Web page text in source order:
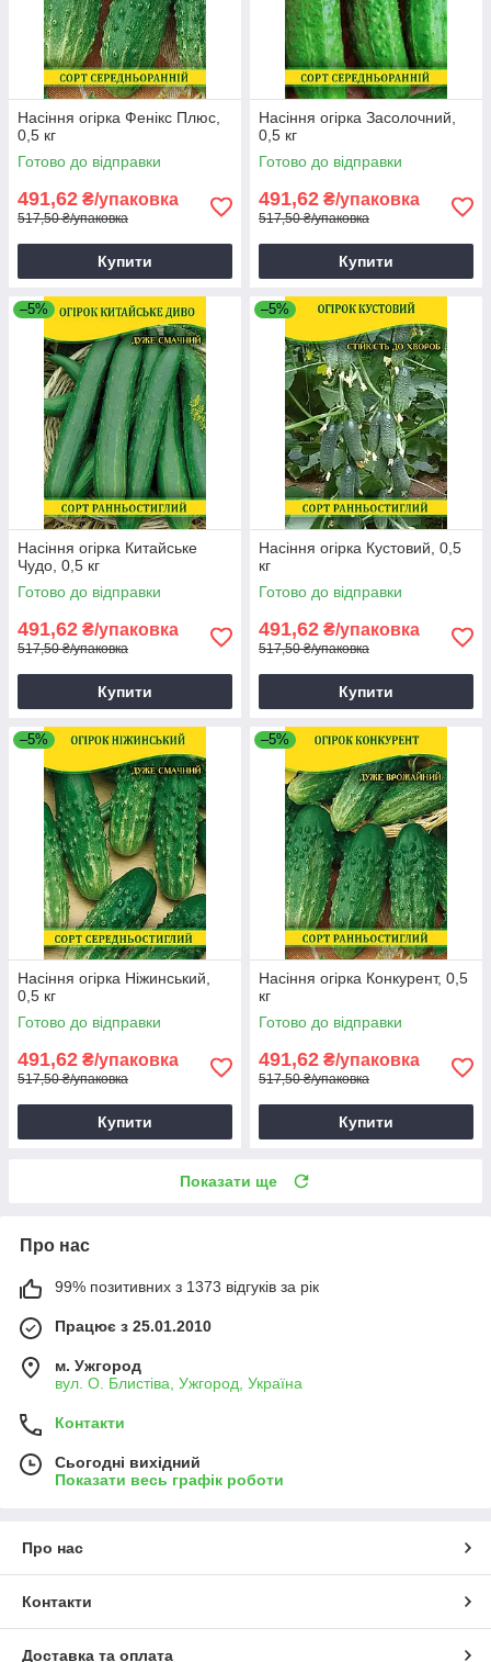
Насіння огірка Фенікс Плюс,
0,5 кг
Готово до відправки
491,62 ₴/упаковка
517,50 ₴/упаковка
Купити
Насіння огірка Засолочний,
0,5 кг
Готово до відправки
491,62 ₴/упаковка
517,50 ₴/упаковка
Купити
–5%
Насіння огірка Китайське
Чудо, 0,5 кг
Готово до відправки
491,62 ₴/упаковка
517,50 ₴/упаковка
Купити
–5%
Насіння огірка Кустовий, 0,5
кг
Готово до відправки
491,62 ₴/упаковка
517,50 ₴/упаковка
Купити
–5%
Насіння огірка Ніжинський,
0,5 кг
Готово до відправки
491,62 ₴/упаковка
517,50 ₴/упаковка
Купити
–5%
Насіння огірка Конкурент, 0,5
кг
Готово до відправки
491,62 ₴/упаковка
517,50 ₴/упаковка
Купити
Показати ще
Про нас
99% позитивних з 1373 відгуків за рік
Працює з 25.01.2010
м. Ужгород
вул. О. Блистіва, Ужгород, Україна
Контакти
Сьогодні вихідний
Показати весь графік роботи
Про нас
Контакти
Доставка та оплата